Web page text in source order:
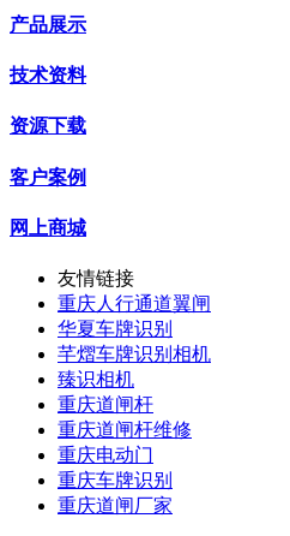
产品展示
技术资料
资源下载
客户案例
网上商城
友情链接
重庆人行通道翼闸
华夏车牌识别
芊熠车牌识别相机
臻识相机
重庆道闸杆
重庆道闸杆维修
重庆电动门
重庆车牌识别
重庆道闸厂家